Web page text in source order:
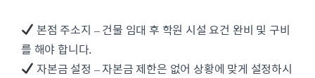
본점 주소지 – 건물 임대 후 학원 시설 요건 완비 및 구비
를 해야 합니다.
자본금 설정 – 자본금 제한은 없어 상황에 맞게 설정하시